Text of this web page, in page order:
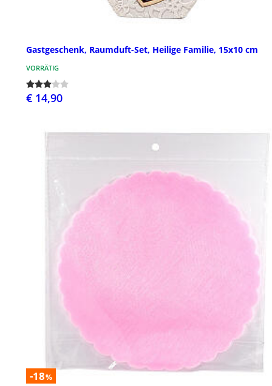
Gastgeschenk, Raumduft-Set, Heilige Familie, 15x10 cm
VORRÄTIG
€ 14,90
-18%